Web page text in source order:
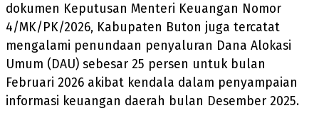
dokumen Keputusan Menteri Keuangan Nomor
4/MK/PK/2026, Kabupaten Buton juga tercatat
mengalami penundaan penyaluran Dana Alokasi
Umum (DAU) sebesar 25 persen untuk bulan
Februari 2026 akibat kendala dalam penyampaian
informasi keuangan daerah bulan Desember 2025.